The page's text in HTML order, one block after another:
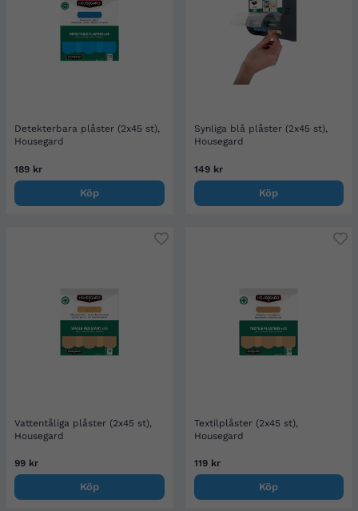
Detekterbara plåster (2x45 st),
Housegard
189 kr
Köp
Synliga blå plåster (2x45 st),
Housegard
149 kr
Köp
Vattentåliga plåster (2x45 st),
Housegard
99 kr
Köp
Textilplåster (2x45 st),
Housegard
119 kr
Köp